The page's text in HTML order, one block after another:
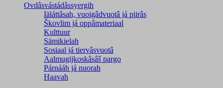
Ovdâsvástádâssyergih
Iäláttâsah, vuoigâdvuotâ já piirâs
Škovlim já oppâmateriaal
Kulttuur
Sämikielah
Sosiaal já tiervâsvuotâ
Aalmugijkoskâsâš pargo
Párnááh já nuorah
Haavah